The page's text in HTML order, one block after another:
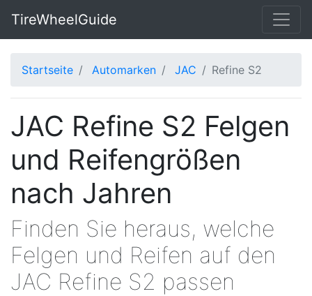
TireWheelGuide
Startseite Automarken JAC Refine S2
JAC Refine S2 Felgen
und Reifengrößen
nach Jahren
Finden Sie heraus, welche
Felgen und Reifen auf den
JAC Refine S2 passen